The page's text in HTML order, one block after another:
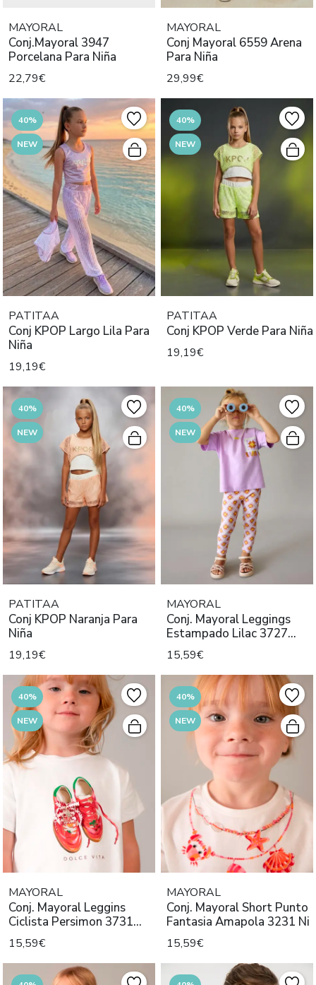
MAYORAL
Conj.Mayoral 3947
Porcelana Para Niña
22,79€
MAYORAL
Conj Mayoral 6559 Arena
Para Niña
29,99€
40%
NEW
PATITAA
Conj KPOP Largo Lila Para
Niña
19,19€
40%
NEW
PATITAA
Conj KPOP Verde Para Niña
19,19€
40%
NEW
PATITAA
Conj KPOP Naranja Para
Niña
19,19€
40%
NEW
MAYORAL
Conj. Mayoral Leggings
Estampado Lilac 3727
Niña
15,59€
40%
NEW
MAYORAL
Conj. Mayoral Leggins
Ciclista Persimon 3731
Niña
15,59€
40%
NEW
MAYORAL
Conj. Mayoral Short Punto
Fantasia Amapola 3231 Ni
15,59€